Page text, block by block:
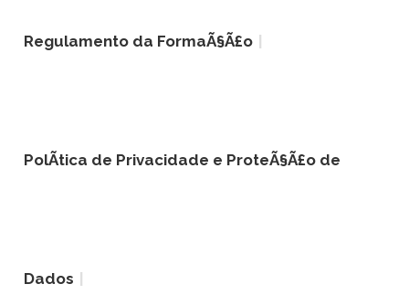
Regulamento da FormaÃ§Ã£o
PolÃ­tica de Privacidade e ProteÃ§Ã£o de
Dados